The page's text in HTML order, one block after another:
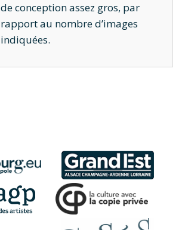
de conception assez gros, par
rapport au nombre d’images
indiquées.